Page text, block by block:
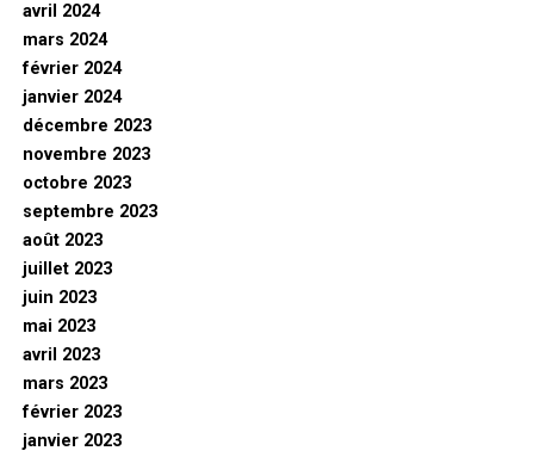
avril 2024
mars 2024
février 2024
janvier 2024
décembre 2023
novembre 2023
octobre 2023
septembre 2023
août 2023
juillet 2023
juin 2023
mai 2023
avril 2023
mars 2023
février 2023
janvier 2023